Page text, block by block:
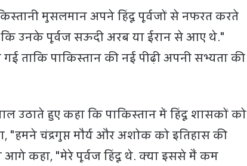
मुसलमान अपने हिंदू पूर्वजों से नफरत करते
उनके पूर्वज सऊदी अरब या ईरान से आए थे."
ताकि पाकिस्तान की नई पीढ़ी अपनी सभ्यता की
उठाते हुए कहा कि पाकिस्तान में हिंदू शासकों को
"हमने चंद्रगुप्त मौर्य और अशोक को इतिहास की
आगे कहा, "मेरे पूर्वज हिंदू थे. क्या इससे मैं कम